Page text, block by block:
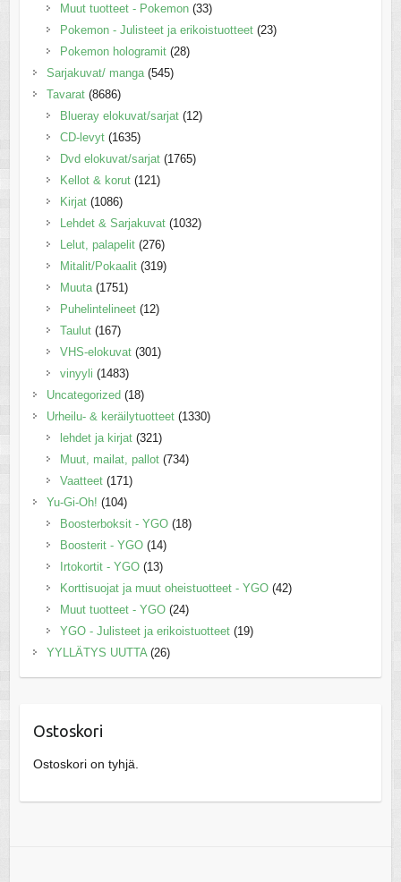
Muut tuotteet - Pokemon (33)
Pokemon - Julisteet ja erikoistuotteet (23)
Pokemon hologramit (28)
Sarjakuvat/ manga (545)
Tavarat (8686)
Blueray elokuvat/sarjat (12)
CD-levyt (1635)
Dvd elokuvat/sarjat (1765)
Kellot & korut (121)
Kirjat (1086)
Lehdet & Sarjakuvat (1032)
Lelut, palapelit (276)
Mitalit/Pokaalit (319)
Muuta (1751)
Puhelintelineet (12)
Taulut (167)
VHS-elokuvat (301)
vinyyli (1483)
Uncategorized (18)
Urheilu- & keräilytuotteet (1330)
lehdet ja kirjat (321)
Muut, mailat, pallot (734)
Vaatteet (171)
Yu-Gi-Oh! (104)
Boosterboksit - YGO (18)
Boosterit - YGO (14)
Irtokortit - YGO (13)
Korttisuojat ja muut oheistuotteet - YGO (42)
Muut tuotteet - YGO (24)
YGO - Julisteet ja erikoistuotteet (19)
YYLLÄTYS UUTTA (26)
Ostoskori
Ostoskori on tyhjä.